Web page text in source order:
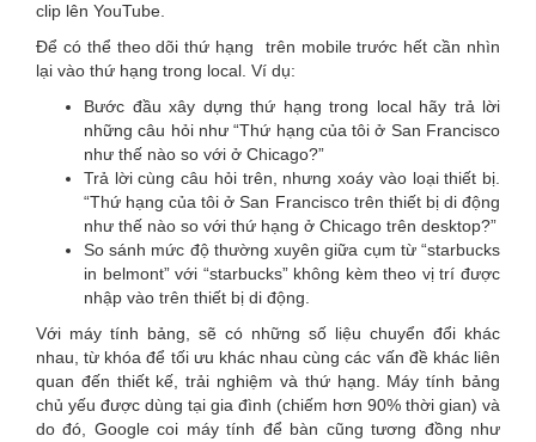
clip lên YouTube.
Để có thể theo dõi thứ hạng trên mobile trước hết cần nhìn
lại vào thứ hạng trong local. Ví dụ:
Bước đầu xây dựng thứ hạng trong local hãy trả lời
những câu hỏi như “Thứ hạng của tôi ở San Francisco
như thế nào so với ở Chicago?”
Trả lời cùng câu hỏi trên, nhưng xoáy vào loại thiết bị.
“Thứ hạng của tôi ở San Francisco trên thiết bị di động
như thế nào so với thứ hạng ở Chicago trên desktop?”
So sánh mức độ thường xuyên giữa cụm từ “starbucks
in belmont” với “starbucks” không kèm theo vị trí được
nhập vào trên thiết bị di động.
Với máy tính bảng, sẽ có những số liệu chuyển đổi khác
nhau, từ khóa để tối ưu khác nhau cùng các vấn đề khác liên
quan đến thiết kế, trải nghiệm và thứ hạng. Máy tính bảng
chủ yếu được dùng tại gia đình (chiếm hơn 90% thời gian) và
do đó, Google coi máy tính để bàn cũng tương đồng như